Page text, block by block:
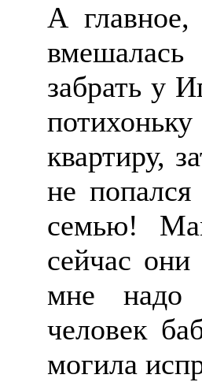
А главное,
забрать у
квартиру,
не
семью!
сейчас
мне надо
человек
могила